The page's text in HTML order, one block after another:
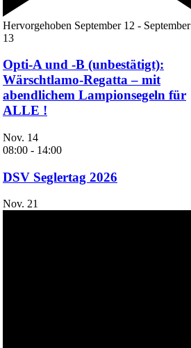
Hervorgehoben September 12 - September
13
Opti-A und -B (unbestätigt):
Wärschtlamo-Regatta – mit
abendlichem Lampionsegeln für
ALLE !
Nov. 14
08:00 - 14:00
DSV Seglertag 2026
Nov. 21